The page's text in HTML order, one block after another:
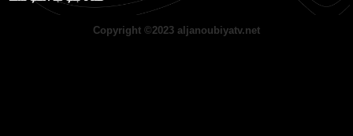
Copyright ©2023 aljanoubiyatv.net